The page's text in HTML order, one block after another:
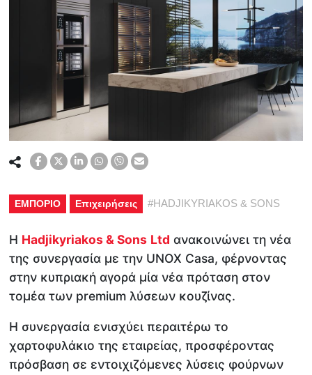
ΕΜΠΟΡΙΟ Επιχειρήσεις #HADJIKYRIAKOS & SONS
H Hadjikyriakos &Sons Ltd ανακοινώνει τη νέα
της συνεργασία με την UNOX Casa, φέρνοντας
στην κυπριακή αγορά μία νέα πρόταση στον
τομέα των premium λύσεων κουζίνας.
Η συνεργασία ενισχύει περαιτέρω το
χαρτοφυλάκιο της εταιρείας, προσφέροντας
πρόσβαση σε εντοιχιζόμενες λύσεις φούρνων